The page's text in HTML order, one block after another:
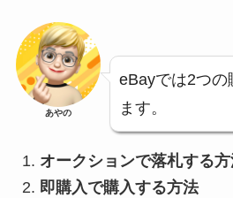
あやの
eBayでは2つの
ます。
オークションで落札する
即購入で購入する方法